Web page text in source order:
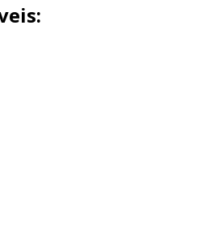
os melhores
além de uma
apresente uma
acordo com a
os processos de
existem diversos
distribuidor de